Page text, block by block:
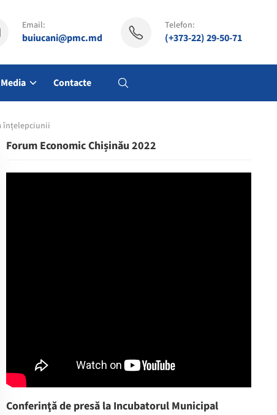
Email:
buiucani@pmc.md
Telefon:
(+373-22) 29-50-71
Contacte
înțelepciunii
Forum Economic Chișinău 2022
Conferinţă de presă la Incubatorul Municipal